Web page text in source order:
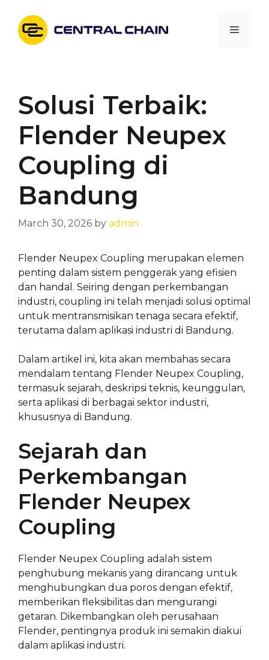
content
Menu
Solusi Terbaik:
Flender Neupex
Coupling di
Bandung
March 30, 2026 by admin
Flender Neupex Coupling merupakan elemen
penting dalam sistem penggerak yang efisien
dan handal. Seiring dengan perkembangan
industri, coupling ini telah menjadi solusi optimal
untuk mentransmisikan tenaga secara efektif,
terutama dalam aplikasi industri di Bandung.
Dalam artikel ini, kita akan membahas secara
mendalam tentang Flender Neupex Coupling,
termasuk sejarah, deskripsi teknis, keunggulan,
serta aplikasi di berbagai sektor industri,
khususnya di Bandung.
Sejarah dan
Perkembangan
Flender Neupex
Coupling
Flender Neupex Coupling adalah sistem
penghubung mekanis yang dirancang untuk
menghubungkan dua poros dengan efektif,
memberikan fleksibilitas dan mengurangi
getaran. Dikembangkan oleh perusahaan
Flender, pentingnya produk ini semakin diakui
dalam aplikasi industri.